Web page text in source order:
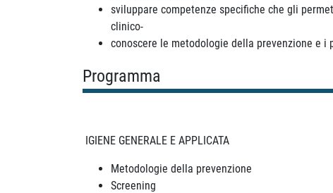
sviluppare competenze specifiche che gli
clinico-
conoscere le metodologie della prevenzione e
Programma
IGIENE GENERALE E APPLICATA
Metodologie della prevenzione
Screening